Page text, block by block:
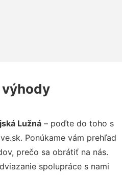
výhody
Lužná – poďte do toho s
Ponúkame vám prehľad
prečo sa obrátiť na nás.
spolupráce s nami